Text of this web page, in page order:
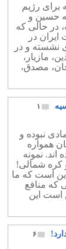
رژیم
به حسین و
در حالی که
در
نشسته و در
مازیار،
مصدق،
نشسته است.
۱
نبوده و
همواره
نمونه
کره شمالی!
است که ما
که منافع
است این
شود.
حفظ
اسد هم
روست که
۶